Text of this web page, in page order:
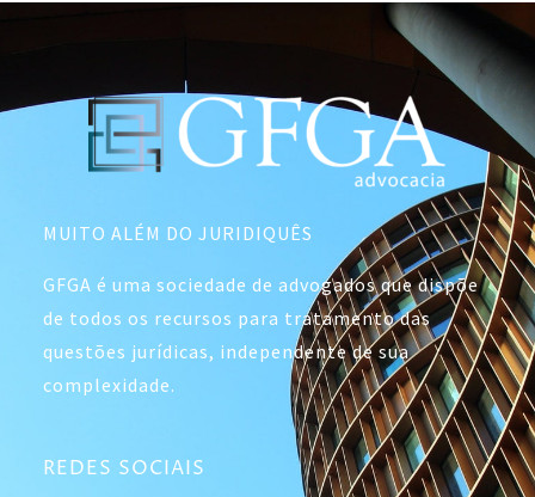
MUITO ALÉM DO JURIDIQUÊS
GFGA é uma sociedade de advogados que dispõe
de todos os recursos para tratamento das
questões jurídicas, independente de sua
complexidade.
REDES SOCIAIS